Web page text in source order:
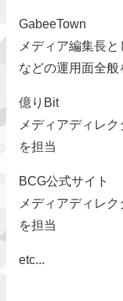
GabeeTown
メディア編集長
などの運用面全般
億りBit
メディアディレ
を担当
BCG公式サイト
メディアディレ
を担当
etc...